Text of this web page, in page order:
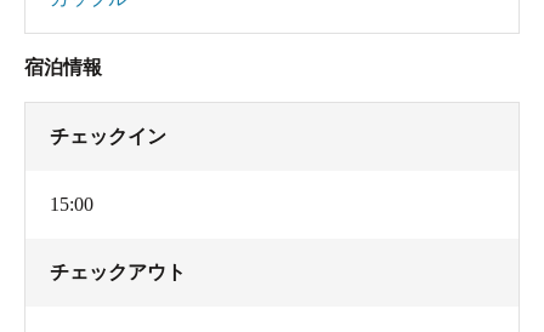
宿泊情報
チェックイン
15:00
チェックアウト